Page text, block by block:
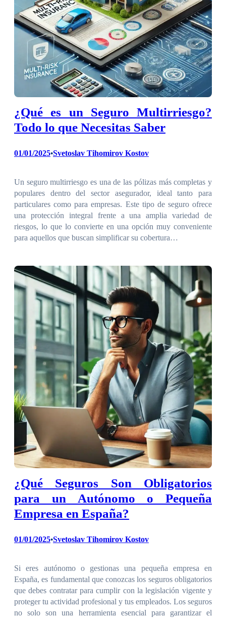
¿Qué es un Seguro Multirriesgo?
Todo lo que Necesitas Saber
01/01/2025•Svetoslav Tihomirov Kostov
Un seguro multirriesgo es una de las pólizas más completas y
populares dentro del sector asegurador, ideal tanto para
particulares como para empresas. Este tipo de seguro ofrece
una protección integral frente a una amplia variedad de
riesgos, lo que lo convierte en una opción muy conveniente
para aquellos que buscan simplificar su cobertura…
¿Qué Seguros Son Obligatorios
para un Autónomo o Pequeña
Empresa en España?
01/01/2025•Svetoslav Tihomirov Kostov
Si eres autónomo o gestionas una pequeña empresa en
España, es fundamental que conozcas los seguros obligatorios
que debes contratar para cumplir con la legislación vigente y
proteger tu actividad profesional y tus empleados. Los seguros
no solo son una herramienta esencial para garantizar el